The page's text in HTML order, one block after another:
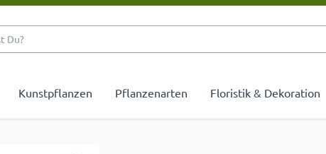
Kunstpflanzen Pflanzenarten Floristik & Dekoration